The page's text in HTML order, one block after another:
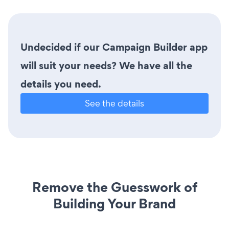
Undecided if our Campaign Builder app
will suit your needs? We have all the
details you need.
See the details
Remove the Guesswork of
Building Your Brand